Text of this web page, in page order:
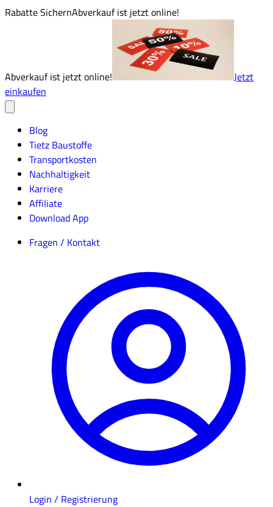
Rabatte SichernAbverkauf ist jetzt online!
Abverkauf ist jetzt online!
Jetzt
einkaufen
Blog
Tietz Baustoffe
Transportkosten
Nachhaltigkeit
Karriere
Affiliate
Download App
Fragen / Kontakt
Login / Registrierung